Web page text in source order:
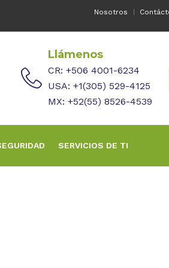
Nosotros
Llámenos
CR: +506 4001-6234
USA: +1(305) 529-4125
MX: +52(55) 8526-4539
SERVICIOS DE TI